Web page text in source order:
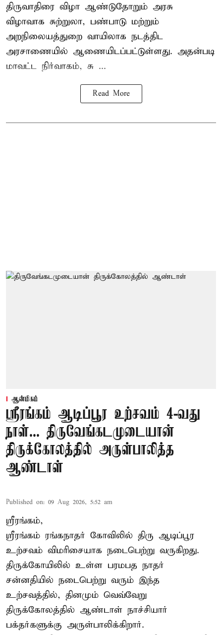
திருவாதிரை விழா ஆண்டுதோறும் அரசு
விழாவாக சுற்றுலா, பண்பாடு மற்றும்
அறநிலையத்துறை வாயிலாக நடத்திட
அரசாணையில் ஆணையிடப்பட்டுள்ளது. அதன்படி
மாவட்ட நிர்வாகம், சு ...
Read More
ஆன்மிகம்
ஸ்ரீரங்கம் ஆடிப்பூர உற்சவம் 4-வது
நாள்... திருவேங்கடமுடையான்
திருக்கோலத்தில் அருள்பாலித்த
ஆண்டாள்
Published on: 09 Aug 2026, 5:52 am
ஸ்ரீரங்கம்,
ஸ்ரீரங்கம் ரங்கநாதர் கோவிலில் திரு ஆடிப்பூர
உற்சவம் விமரிசையாக நடைபெற்று வருகிறது.
திருக்கோயிலில் உள்ள பரமபத நாதர்
சன்னதியில் நடைபெற்று வரும் இந்த
உற்சவத்தில், தினமும் வெவ்வேறு
திருக்கோலத்தில் ஆண்டாள் நாச்சியார்
பக்தர்களுக்கு அருள்பாலிக்கிறார்.